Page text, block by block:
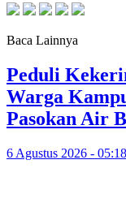
Baca Lainnya
Peduli
Warga
Pasokan Air
6 Agustus 2026 -